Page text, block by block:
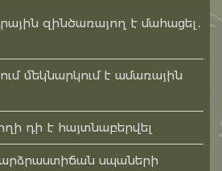
զինծառայող է մահացել․
մեկնարկում է ամառային
դի է հայտնաբերվել
սպաների